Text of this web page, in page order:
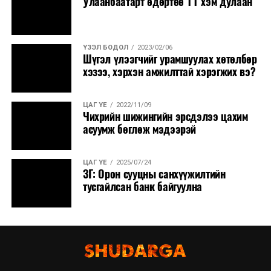
ҮЗЭЛ БОДОЛ 2023/02/06
Шүгэл үлээгчийг урамшуулах хөтөлбөр
хэзээ, хэрхэн амжилттай хэрэгжих вэ?
ЦАГ ҮЕ 2022/11/09
Чихрийн шижингийн эрсдэлээ цахим
асуумж бөглөж мэдээрэй
ЦАГ ҮЕ 2025/07/24
ЗГ: Орон сууцны санхүүжилтийн
тусгайлсан банк байгуулна